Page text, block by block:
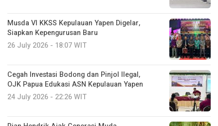
Musda VI KKSS Kepulauan Yapen Digelar,
Siapkan Kepengurusan Baru
26 July 2026 - 18:07 WIT
Cegah Investasi Bodong dan Pinjol Ilegal,
OJK Papua Edukasi ASN Kepulauan Yapen
24 July 2026 - 22:26 WIT